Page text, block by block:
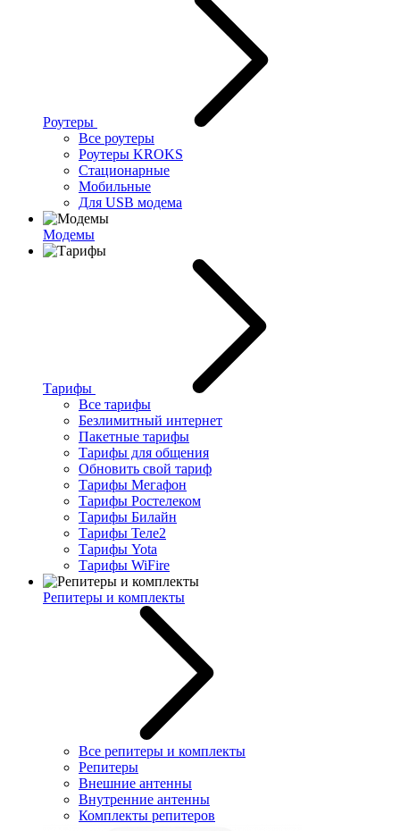
Роутеры
Все роутеры
Роутеры KROKS
Стационарные
Мобильные
Для USB модема
Модемы
Тарифы
Все тарифы
Безлимитный интернет
Пакетные тарифы
Тарифы для общения
Обновить свой тариф
Тарифы Мегафон
Тарифы Ростелеком
Тарифы Билайн
Тарифы Теле2
Тарифы Yota
Тарифы WiFire
Репитеры и комплекты
Все репитеры и комплекты
Репитеры
Внешние антенны
Внутренние антенны
Комплекты репитеров